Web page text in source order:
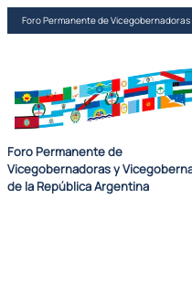
Saltar
al
Foro Permanente de
Foro Permanente de
Vicegobernadoras y
de la República Argentina